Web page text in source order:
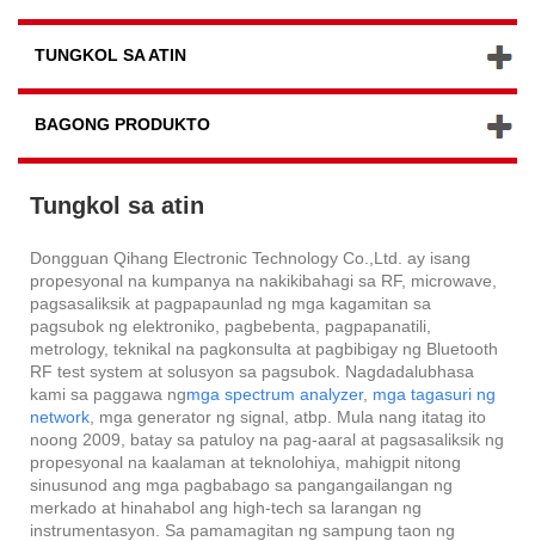
TUNGKOL SA ATIN
BAGONG PRODUKTO
Tungkol sa atin
Dongguan Qihang Electronic Technology Co.,Ltd. ay isang
propesyonal na kumpanya na nakikibahagi sa RF, microwave,
pagsasaliksik at pagpapaunlad ng mga kagamitan sa
pagsubok ng elektroniko, pagbebenta, pagpapanatili,
metrology, teknikal na pagkonsulta at pagbibigay ng Bluetooth
RF test system at solusyon sa pagsubok. Nagdadalubhasa
kami sa paggawa ngmga spectrum analyzer, mga tagasuri ng
network , mga generator ng signal, atbp. Mula nang itatag ito
noong 2009, batay sa patuloy na pag-aaral at pagsasaliksik ng
propesyonal na kaalaman at teknolohiya, mahigpit nitong
sinusunod ang mga pagbabago sa pangangailangan ng
merkado at hinahabol ang high-tech sa larangan ng
instrumentasyon. Sa pamamagitan ng sampung taon ng